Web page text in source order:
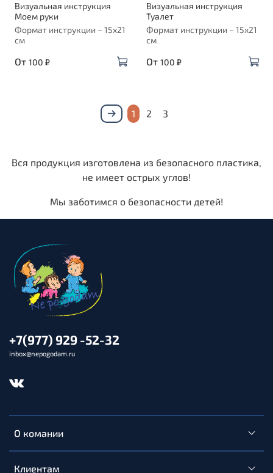
Визуальная инструкция
Моем руки
Формат инструкции – 15х21
см
От 100 ₽
Визуальная инструкция
Туалет
Формат инструкции – 15х21
см
От 100 ₽
1 2 3
Вся продукция изготовлена из безопасного пластика,
не имеет острых углов!
Мы заботимся о безопасности детей!
О комании
Клиентам
+7(977) 929 -52-32
inbox@nepogodam.ru